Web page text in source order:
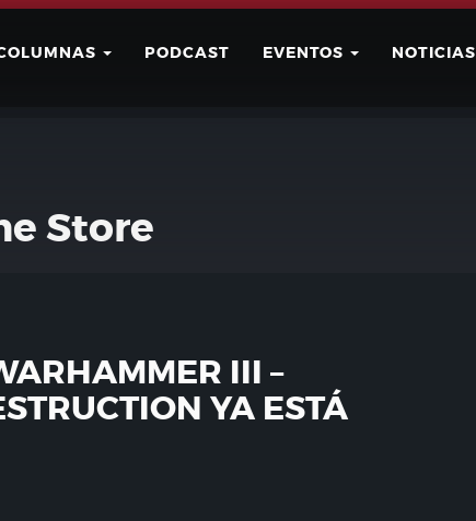
PODCAST EVENTOS NOTICIAS
Store
III –
YA ESTÁ